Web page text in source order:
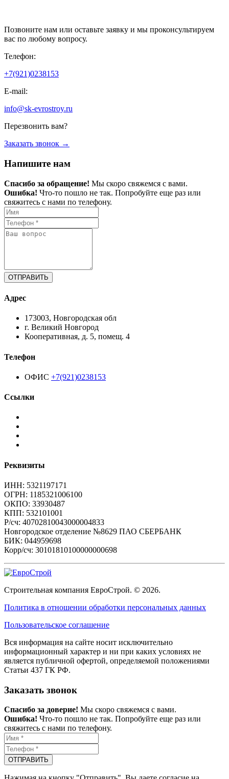
Позвоните нам или оставьте заявку и мы проконсультируем
вас по любому вопросу.
Телефон:
+7(921)0238153
E-mail:
info@sk-evrostroy.ru
Перезвонить вам?
Заказать звонок →
Напишите нам
Спасибо за обращение! Мы скоро свяжемся с вами.
Ошибка! Что-то пошло не так. Попробуйте еще раз или
свяжитесь с нами по телефону.
ОТПРАВИТЬ
Адрес
173003, Новгородская обл
г. Великий Новгород
Кооперативная, д. 5, помещ. 4
Телефон
ОФИС +7(921)0238153
Ссылки
Реквизиты
ИНН: 5321197171
ОГРН: 1185321006100
ОКПО: 33930487
КПП: 532101001
Р/сч: 40702810043000004833
Новгородское отделение №8629 ПАО СБЕРБАНК
БИК: 044959698
Корр/сч: 30101810100000000698
Строительная компания ЕвроСтрой. © 2026.
Политика в отношении обработки персональных данных
Пользовательское соглашение
Вся информация на сайте носит исключительно
информационный характер и ни при каких условиях не
является публичной офертой, определяемой положениями
Статьи 437 ГК РФ.
Заказать звонок
Спасибо за доверие! Мы скоро свяжемся с вами.
Ошибка! Что-то пошло не так. Попробуйте еще раз или
свяжитесь с нами по телефону.
ОТПРАВИТЬ